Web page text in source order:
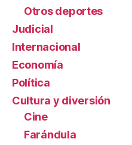
Otros deportes
Judicial
Internacional
Economía
Política
Cultura y diversión
Cine
Farándula